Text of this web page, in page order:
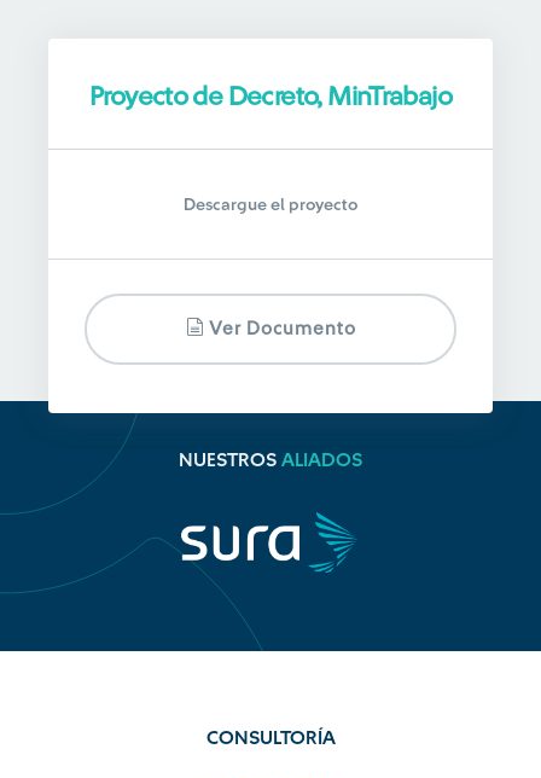
Proyecto de Decreto, MinTrabajo
Descargue el proyecto
Ver Documento
NUESTROS ALIADOS
CONSULTORÍA